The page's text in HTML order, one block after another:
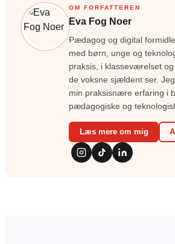
OM FORFATTEREN
Eva Fog Noer
Pædagog og digital
med børn, unge og
praksis, i klasseværelset og
de voksne sjældent ser.
min praksisnære erfaring i
pædagogiske og
Læs mere om mig